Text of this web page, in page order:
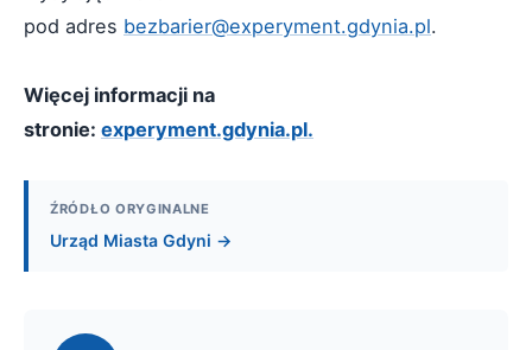
pod adres bezbarier@experyment.gdynia.pl.
Więcej informacji na
stronie: experyment.gdynia.pl.
ŹRÓDŁO ORYGINALNE
Urząd Miasta Gdyni →